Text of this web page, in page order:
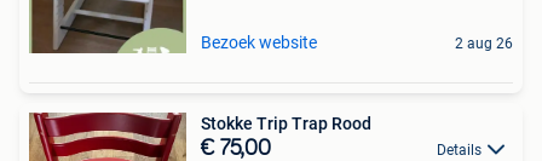
Bezoek website 2 aug 26
Stokke Trip Trap Rood
€ 75,00 Details